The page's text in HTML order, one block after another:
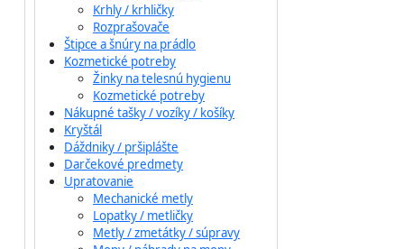
Krhly / krhličky
Rozprašovače
Štipce a šnúry na prádlo
Kozmetické potreby
Žinky na telesnú hygienu
Kozmetické potreby
Nákupné tašky / vozíky / košíky
Kryštál
Dáždniky / pršiplášte
Darčekové predmety
Upratovanie
Mechanické metly
Lopatky / metličky
Metly / zmetátky / súpravy